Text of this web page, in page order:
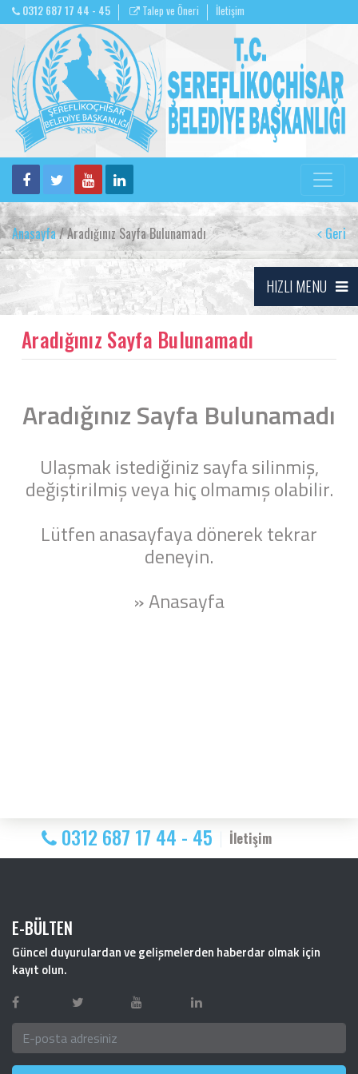
0312 687 17 44 - 45 Talep ve Öneri İletişim
Anasayfa/ Aradığınız Sayfa Bulunamadı Geri
HIZLI MENU
Aradığınız Sayfa Bulunamadı
Aradığınız Sayfa Bulunamadı
Ulaşmak istediğiniz sayfa silinmiş,
değiştirilmiş veya hiç olmamış olabilir.
Lütfen anasayfaya dönerek tekrar
deneyin.
» Anasayfa
0312 687 17 44 - 45 İletişim
E-BÜLTEN
Güncel duyurulardan ve gelişmelerden haberdar olmak için
kayıt olun.